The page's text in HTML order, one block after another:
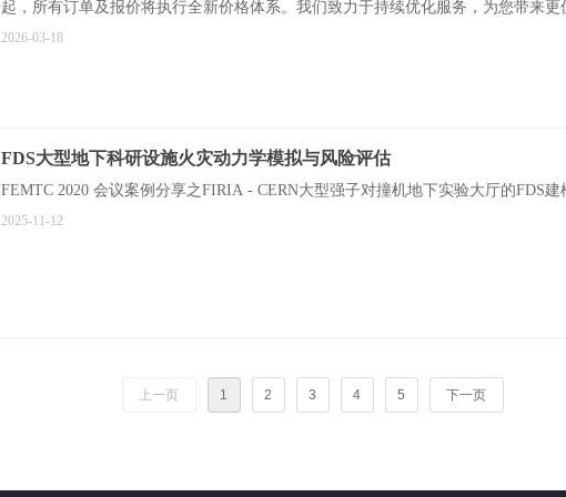
起，所有订单及报价将执行全新价格体系。我们致力于持续优化服务，为您带来更
2026-03-18
FDS大型地下科研设施火灾动力学模拟与风险评估
FEMTC 2020 会议案例分享之FIRIA - CERN大型强子对撞机地下实验大厅的FDS建
2025-11-12
上一页 1 2 3 4 5 下一页